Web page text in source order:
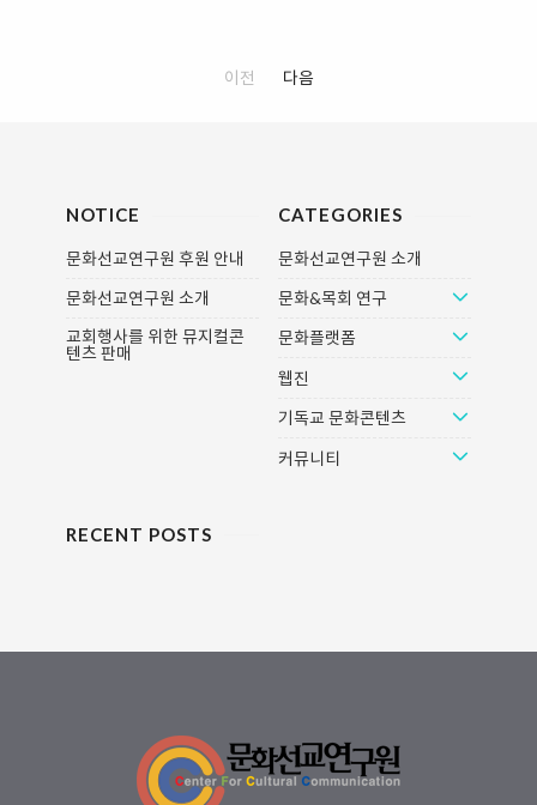
철이 되면 성경 말씀을 내세운 선거
유튜브가 있다면 알려주시길. 1. 민
식 전해주는 빈도도 점점 늘어나고
실. 그래서 문화선교연구원에서는
상과 신앙, 신학, 기독교교육 등 분
야를 막론하고 좋은 유튜브 콘텐츠
만 골라서 소개하고자 한다. 일명
'기독YouTube 큐레이션'이다. 이
글을 보시는 분들도 추천하고 싶은
'교회의 날'이라 소개가 되지만 사실
랍사게가 이스라엘과 히스기야를
표어는 자못 도발적이기까지 하다.
이러한 주제선정의 배경에는 신뢰
가 무너진 현대에 대한 교회의 진단
이 있었기 때문이다. 교회는 스캔들
4차 산업혁명과 디지털화로 불투명
하며, 여론은 가짜뉴스와 극우화 그
리고 포퓰리즘으로 그 어느 때보다
사실과 ..
이전 다음
NOTICE
문화선교연구원 후원 안내
문화선교연구원 소개
교회행사를 위한 뮤지컬콘
텐츠 판매
CATEGORIES
문화선교연구원 소개
문화&목회 연구
문화플랫폼
웹진
기독교 문화콘텐츠
커뮤니티
RECENT POSTS